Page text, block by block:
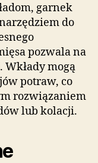
garnek
do
pozwala na
Wkłady mogą
potraw, co
rozwiązaniem
lub kolacji.